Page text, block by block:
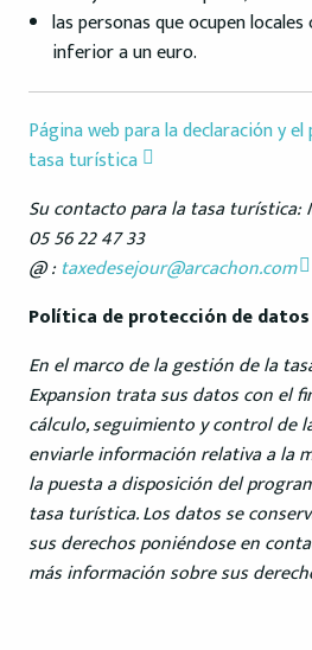
las personas que ocupen
inferior a un euro.
Página web para la declaración y
tasa turística
Su contacto para la tasa turística:
05 56 22 47 33
@ : taxedesejour@arcachon.com
Política de protección de
En el marco de la gestión de la
Expansion trata sus datos con el
cálculo, seguimiento y control de
enviarle información relativa a la
la puesta a disposición del
tasa turística. Los datos se
sus derechos poniéndose en
más información sobre sus